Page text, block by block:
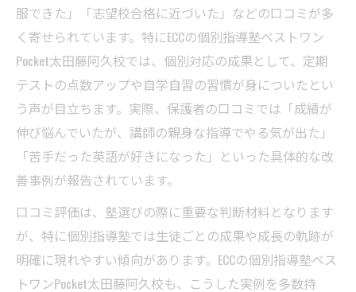
服できた」「志望校合格に近づいた」などの口コミが多
く寄せられています。特にECCの個別指導塾ベストワン
Pocket太田藤阿久校では、個別対応の成果として、定期
テストの点数アップや自学自習の習慣が身についたとい
う声が目立ちます。実際、保護者の口コミでは「成績が
伸び悩んでいたが、講師の親身な指導でやる気が出た」
「苦手だった英語が好きになった」といった具体的な改
善事例が報告されています。
口コミ評価は、塾選びの際に重要な判断材料となります
が、特に個別指導塾では生徒ごとの成果や成長の軌跡が
明確に現れやすい傾向があります。ECCの個別指導塾ベス
トワンPocket太田藤阿久校も、こうした実例を多数持